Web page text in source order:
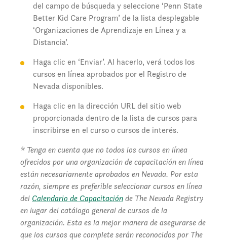
del campo de búsqueda y seleccione ‘Penn State
Better Kid Care Program’ de la lista desplegable
‘Organizaciones de Aprendizaje en Línea y a
Distancia’.
Haga clic en ‘Enviar’. Al hacerlo, verá todos los
cursos en línea aprobados por el Registro de
Nevada disponibles.
Haga clic en la dirección URL del sitio web
proporcionada dentro de la lista de cursos para
inscribirse en el curso o cursos de interés.
* Tenga en cuenta que no todos los cursos en línea
ofrecidos por una organización de capacitación en línea
están necesariamente aprobados en Nevada. Por esta
razón, siempre es preferible seleccionar cursos en línea
del Calendario de Capacitaciónde The Nevada Registry
en lugar del catálogo general de cursos de la
organización. Esta es la mejor manera de asegurarse de
que los cursos que complete serán reconocidos por The